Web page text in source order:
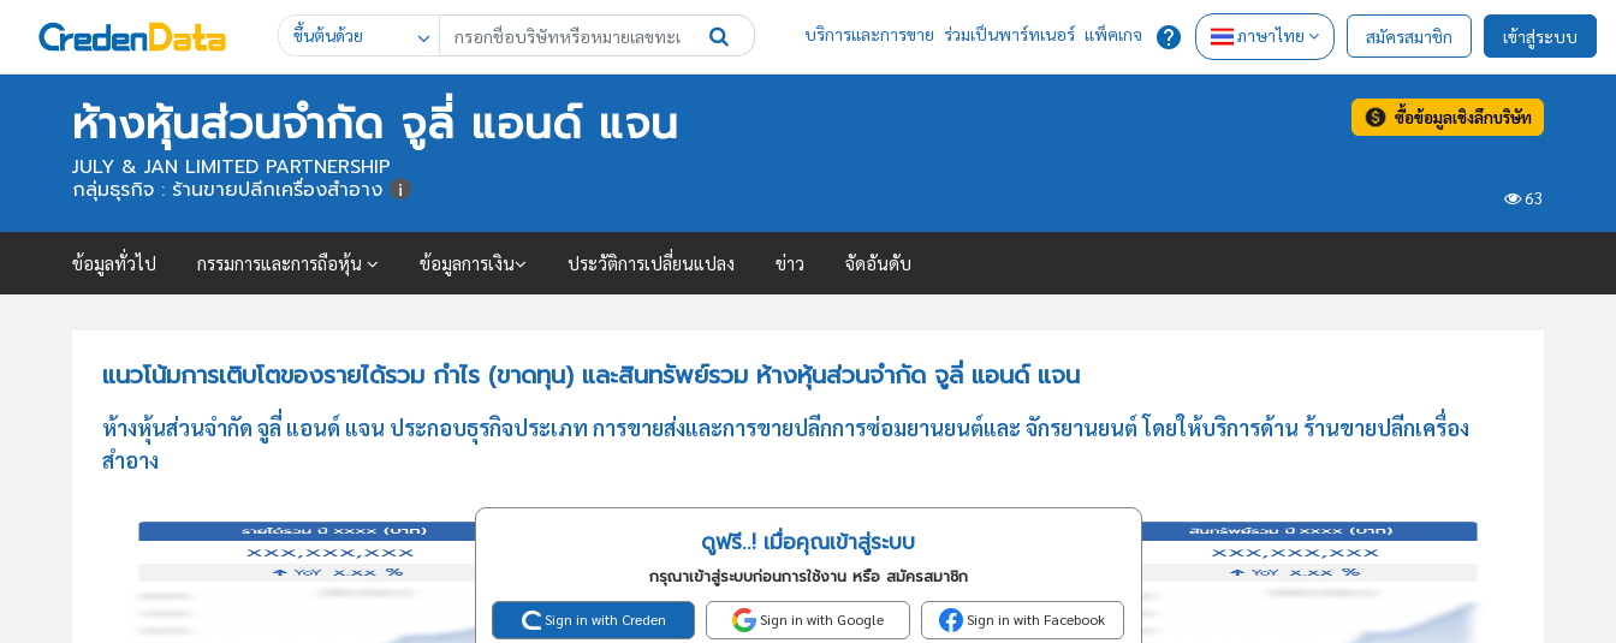
ขึ้นต้นด้วย บริการและการขาย ร่วมเป็นพาร์ทเนอร์ แพ็คเกจ ภาษาไทย สมัครสมาชิก เข้าสู่ระบบ
ห้างหุ้นส่วนจำกัด จูลี่ แอนด์ แจน ซื้อข้อมูลเชิงลึกบริษัท
JULY & JAN LIMITED PARTNERSHIP
63
กลุ่มธุรกิจ : ร้านขายปลีกเครื่องสำอาง
ข้อมูลทั่วไป กรรมการและการถือหุ้น ข้อมูลการเงิน ประวัติการเปลี่ยนแปลง ข่าว จัดอันดับ
แนวโน้มการเติบโตของรายได้รวม กำไร (ขาดทุน) และสินทรัพย์รวม ห้างหุ้นส่วนจำกัด จูลี่ แอนด์ แจน
ห้างหุ้นส่วนจำกัด จูลี่ แอนด์ แจน ประกอบธุรกิจประเภท การขายส่งและการขายปลีกการซ่อมยานยนต์และ จักรยานยนต์ โดยให้บริการด้าน ร้านขายปลีกเครื่อง
สำอาง
ดูฟรี..! เมื่อคุณเข้าสู่ระบบ
กรุณาเข้าสู่ระบบก่อนการใช้งาน หรือ สมัครสมาชิก
Sign in with Creden Sign in with Google Sign in with Facebook